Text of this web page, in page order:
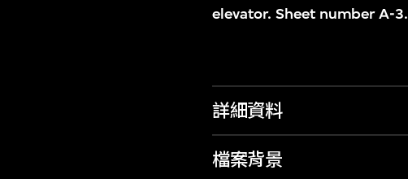
elevator. Sheet number A-3.
詳細資料
檔案背景